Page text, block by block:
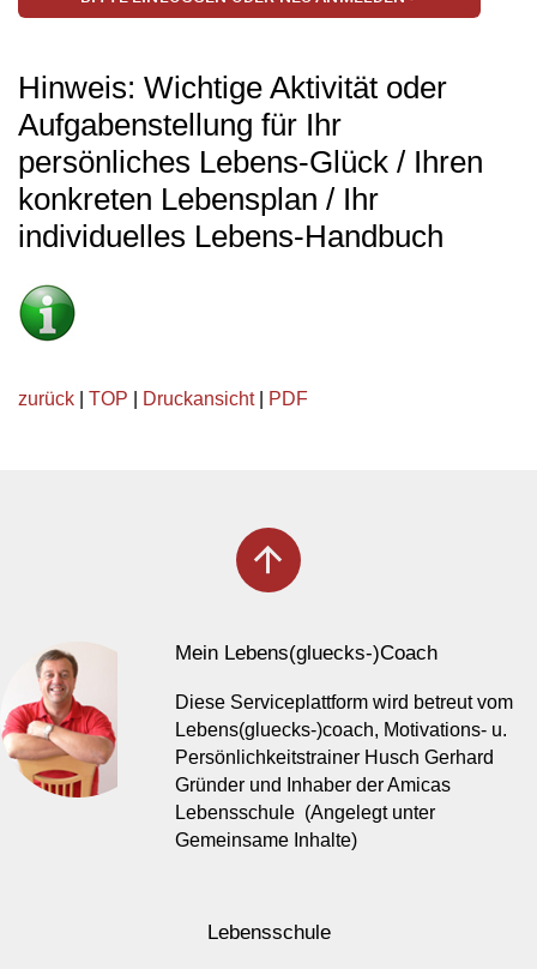
Hinweis: Wichtige Aktivität oder
Aufgabenstellung für Ihr
persönliches Lebens-Glück / Ihren
konkreten Lebensplan / Ihr
individuelles Lebens-Handbuch
zurück TOP Druckansicht| PDF
arrow_upward
Mein Lebens(gluecks-)Coach
Diese Serviceplattform wird betreut vom
Lebens(gluecks-)coach, Motivations- u.
Persönlichkeitstrainer Husch Gerhard
Gründer und Inhaber der Amicas
Lebensschule (Angelegt unter
Gemeinsame Inhalte)
Lebensschule